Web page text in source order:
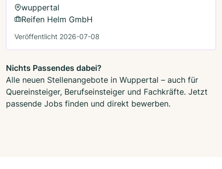
wuppertal
Reifen Helm GmbH
Veröffentlicht 2026-07-08
Nichts Passendes dabei?
Alle neuen Stellenangebote in Wuppertal – auch für
Quereinsteiger, Berufseinsteiger und Fachkräfte. Jetzt
passende Jobs finden und direkt bewerben.